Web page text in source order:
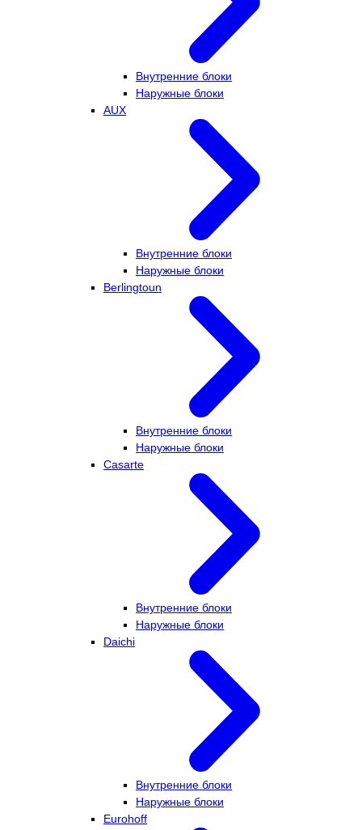
Внутренние блоки
Наружные блоки
AUX
Внутренние блоки
Наружные блоки
Berlingtoun
Внутренние блоки
Наружные блоки
Casarte
Внутренние блоки
Наружные блоки
Daichi
Внутренние блоки
Наружные блоки
Eurohoff